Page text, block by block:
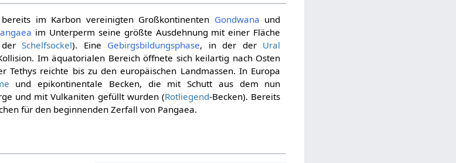
im Karbon vereinigten Großkontinenten Gondwana und
im Unterperm seine größte Ausdehnung mit einer Fläche
derSchelfsockel). Eine Gebirgsbildungsphase, in der der Ural
Im äquatorialen Bereich öffnete sich keilartig nach Osten
Tethys reichte bis zu den europäischen Landmassen. In Europa
und epikontinentale Becken, die mit Schutt aus dem nun
und mit Vulkaniten gefüllt wurden (Rotliegend-Becken). Bereits
für den beginnenden Zerfall von Pangaea.